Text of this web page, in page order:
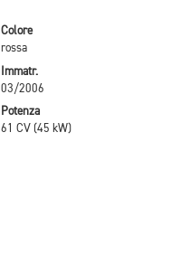
Colore
rossa
Immatr.
03/2006
Potenza
61 CV (45 kW)